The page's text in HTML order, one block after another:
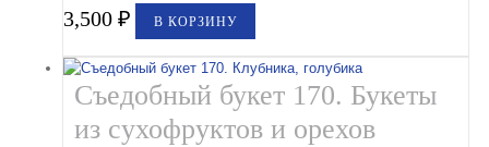
3,500₽ В КОРЗИНУ
Съедобный букет 170. Букеты
из сухофруктов и орехов